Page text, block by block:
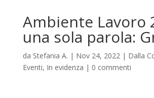
Ambiente Lavoro
una sola parola:
da Stefania A. | Nov 24, 2022| Dalla
Eventi, In evidenza | 0 commenti